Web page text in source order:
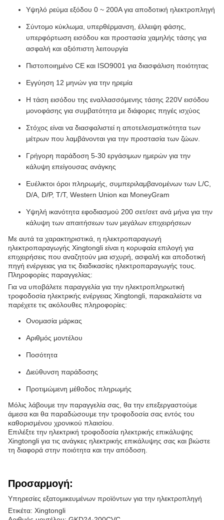
Υψηλό ρεύμα εξόδου 0 ~ 200A για αποδοτική ηλεκτροπληγή
Σύντομο κύκλωμα, υπερθέρμανση, έλλειψη φάσης,
υπερφόρτωση εισόδου και προστασία χαμηλής τάσης για
ασφαλή και αξιόπιστη λειτουργία
Πιστοποιημένο CE και ISO9001 για διασφάλιση ποιότητας
Εγγύηση 12 μηνών για την ηρεμία
Η τάση εισόδου της εναλλασσόμενης τάσης 220V εισόδου
μονοφάσης για συμβατότητα με διάφορες πηγές ισχύος
Στόχος είναι να διασφαλιστεί η αποτελεσματικότητα των
μέτρων που λαμβάνονται για την προστασία των ζώων.
Γρήγορη παράδοση 5-30 εργάσιμων ημερών για την
κάλυψη επείγουσας ανάγκης
Ευέλικτοι όροι πληρωμής, συμπεριλαμβανομένων των L/C,
D/A, D/P, T/T, Western Union και MoneyGram
Υψηλή ικανότητα εφοδιασμού 200 σετ/σετ ανά μήνα για την
κάλυψη των απαιτήσεων των μεγάλων επιχειρήσεων
Με αυτά τα χαρακτηριστικά, η ηλεκτροπαραγωγή
ηλεκτροπαραγωγής Xingtongli είναι η κορυφαία επιλογή για
επιχειρήσεις που αναζητούν μια ισχυρή, ασφαλή και αποδοτική
πηγή ενέργειας για τις διαδικασίες ηλεκτροπαραγωγής τους.
Πληροφορίες παραγγελίας:
Για να υποβάλετε παραγγελία για την ηλεκτροπληρωτική
τροφοδοσία ηλεκτρικής ενέργειας Xingtongli, παρακαλείστε να
παρέχετε τις ακόλουθες πληροφορίες:
Ονομασία μάρκας
Αριθμός μοντέλου
Ποσότητα
Διεύθυνση παράδοσης
Προτιμώμενη μέθοδος πληρωμής
Μόλις λάβουμε την παραγγελία σας, θα την επεξεργαστούμε
άμεσα και θα παραδώσουμε την τροφοδοσία σας εντός του
καθορισμένου χρονικού πλαισίου.
Επιλέξτε την ηλεκτρική τροφοδοσία ηλεκτρικής επικάλυψης
Xingtongli για τις ανάγκες ηλεκτρικής επικάλυψης σας και βιώστε
τη διαφορά στην ποιότητα και την απόδοση.
Προσαρμογή:
Υπηρεσίες εξατομικευμένων προϊόντων για την ηλεκτροπληγή
Ετικέτα: Xingtongli